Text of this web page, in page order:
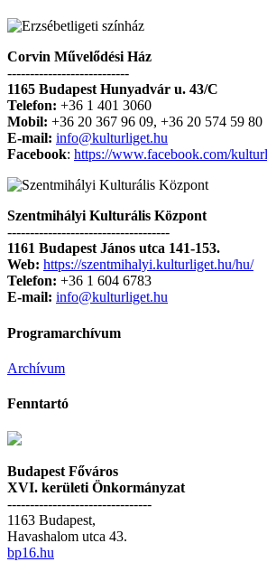
Corvin Művelődési Ház
---------------------------
1165 Budapest Hunyadvár u. 43/C
Telefon: +36 1 401 3060
Mobil: +36 20 367 96 09, +36 20 574 59 80
E-mail: info@kulturliget.hu
Facebook: https://www.facebook.com/
Szentmihályi Kulturális Központ
------------------------------------
1161 Budapest János utca 141-153.
Web: https://szentmihalyi.kulturliget.hu/hu/
Telefon: +36 1 604 6783
E-mail: info@kulturliget.hu
Programarchívum
Archívum
Fenntartó
Budapest Főváros
XVI. kerületi Önkormányzat
--------------------------------
1163 Budapest,
Havashalom utca 43.
bp16.hu